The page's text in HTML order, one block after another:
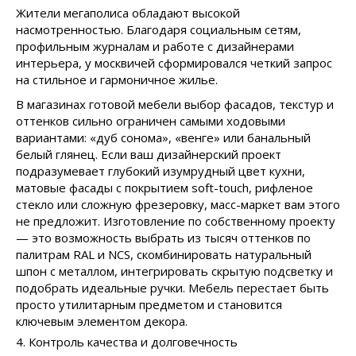
Жители мегаполиса обладают высокой
насмотренностью. Благодаря социальным сетям,
профильным журналам и работе с дизайнерами
интерьера, у москвичей сформировался четкий запрос
на стильное и гармоничное жилье.
В магазинах готовой мебели выбор фасадов, текстур и
оттенков сильно ограничен самыми ходовыми
вариантами: «дуб сонома», «венге» или банальный
белый глянец. Если ваш дизайнерский проект
подразумевает глубокий изумрудный цвет кухни,
матовые фасады с покрытием soft-touch, рифленое
стекло или сложную фрезеровку, масс-маркет вам этого
не предложит. Изготовление по собственному проекту
— это возможность выбрать из тысяч оттенков по
палитрам RAL и NCS, скомбинировать натуральный
шпон с металлом, интегрировать скрытую подсветку и
подобрать идеальные ручки. Мебель перестает быть
просто утилитарным предметом и становится
ключевым элементом декора.
4. Контроль качества и долговечность